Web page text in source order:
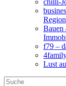
chilli-
Region
Bauen
f79 –
Lust